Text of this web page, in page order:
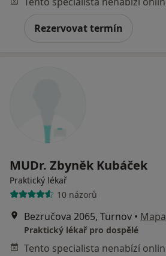
Rezervovat termín
MUDr. Zbyněk Kubáček
Praktický lékař
10 názorů
Bezručova 2065, Turnov • Mapa
Praktický lékař pro dospělé